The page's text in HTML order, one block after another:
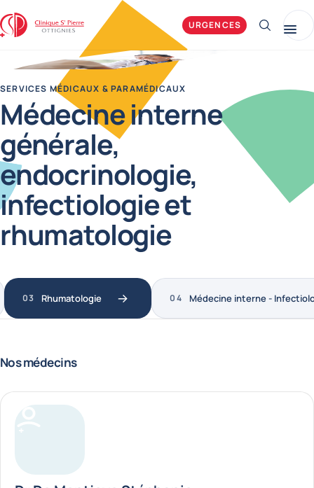
Clinique Saint-Pierre Ottignies URGENCES Afficher
SERVICES MÉDICAUX & PARAMÉDICAUX
Médecine interne
générale,
endocrinologie,
infectiologie et
rhumatologie
Rhumatologie Médecine interne -
Nos médecins